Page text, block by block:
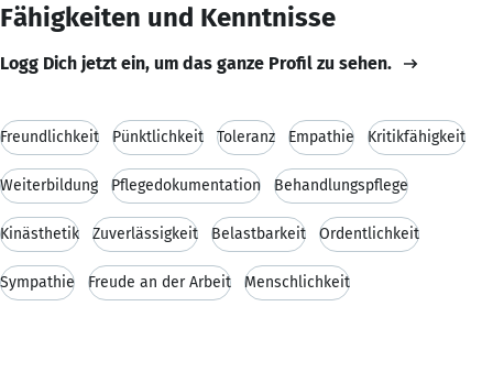
Fähigkeiten und Kenntnisse
Logg Dich jetzt ein, um das ganze Profil zu sehen.
Freundlichkeit Pünktlichkeit Toleranz Empathie Kritikfähigkeit
Weiterbildung Pflegedokumentation Behandlungspflege
Kinästhetik Zuverlässigkeit Belastbarkeit Ordentlichkeit
Sympathie Freude an der Arbeit Menschlichkeit